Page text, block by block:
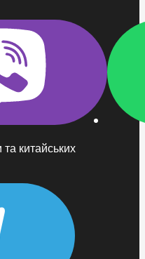
та китайських